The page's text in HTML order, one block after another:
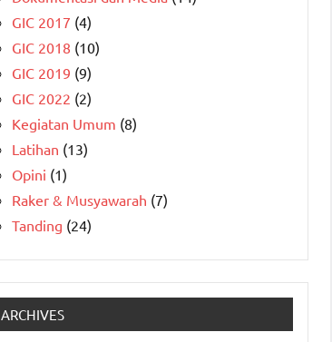
GIC 2017 (4)
GIC 2018 (10)
GIC 2019 (9)
GIC 2022 (2)
Kegiatan Umum (8)
Latihan (13)
Opini (1)
Raker & Musyawarah (7)
Tanding (24)
ARCHIVES